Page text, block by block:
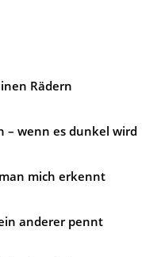
Rädern
– wenn es dunkel wird
mich erkennt
anderer pennt